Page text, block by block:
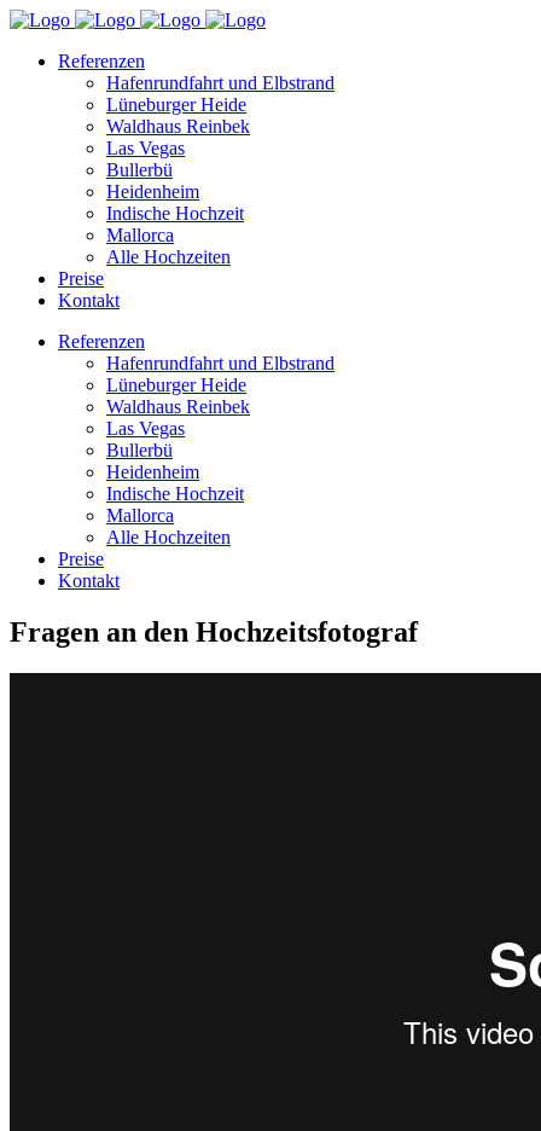
Referenzen
Hafenrundfahrt und Elbstrand
Lüneburger Heide
Waldhaus Reinbek
Las Vegas
Bullerbü
Heidenheim
Indische Hochzeit
Mallorca
Alle Hochzeiten
Preise
Kontakt
Referenzen
Hafenrundfahrt und Elbstrand
Lüneburger Heide
Waldhaus Reinbek
Las Vegas
Bullerbü
Heidenheim
Indische Hochzeit
Mallorca
Alle Hochzeiten
Preise
Kontakt
Fragen an den Hochzeitsfotograf